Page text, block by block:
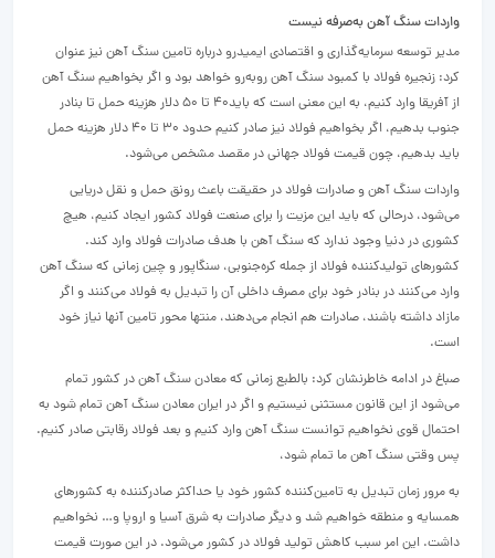
واردات سنگ آهن به‌‌صرفه نیست
مدیر توسعه سرمایه‌‌گذاری و اقتصادی ایمیدرو درباره تامین سنگ آهن نیز عنوان
کرد: زنجیره فولاد با کمبود سنگ آهن روبه‌رو خواهد بود و اگر بخواهیم سنگ آهن
از آفریقا وارد کنیم، به این معنی است که باید۴۰ تا ۵۰ دلار هزینه حمل تا بنادر
جنوب بدهیم، اگر بخواهیم فولاد نیز صادر کنیم حدود ۳۰ تا ۴۰ دلار هزینه حمل
باید ‌‌بدهیم، چون قیمت فولاد جهانی در مقصد مشخص می‌شود.
واردات سنگ آهن و صادرات فولاد در حقیقت باعث رونق حمل و نقل دریایی
می‌شود، درحالی که باید این مزیت را برای صنعت فولاد کشور ایجاد کنیم، هیچ
کشوری در دنیا وجود ندارد که سنگ آهن با هدف صادرات فولاد وارد کند.
کشورهای تولیدکننده فولاد از جمله کره‌‌جنوبی، سنگاپور و چین زمانی که سنگ آهن
وارد می‌کنند در بنادر خود برای مصرف داخلی آن را تبدیل به فولاد می‌کنند و اگر
مازاد داشته باشند، صادرات هم انجام می‌دهند، منتها محور تامین آنها نیاز خود
است.
صباغ در ادامه خاطرنشان کرد: بالطبع زمانی که معادن سنگ آهن در کشور تمام
می‌شود از این قانون مستثنی نیستیم و اگر در ایران معادن سنگ آهن تمام ‌‌شود به
احتمال قوی نخواهیم توانست سنگ آهن وارد کنیم و بعد فولاد رقابتی صادر کنیم.
پس وقتی سنگ آهن ما تمام شود،
به مرور زمان تبدیل به تامین‌‌کننده کشور خود یا حداکثر صادرکننده به کشورهای
همسایه و منطقه خواهیم شد و دیگر صادرات به شرق آسیا و اروپا و… نخواهیم
داشت. این امر سبب کاهش تولید فولاد در کشور می‌شود. در این صورت قیمت